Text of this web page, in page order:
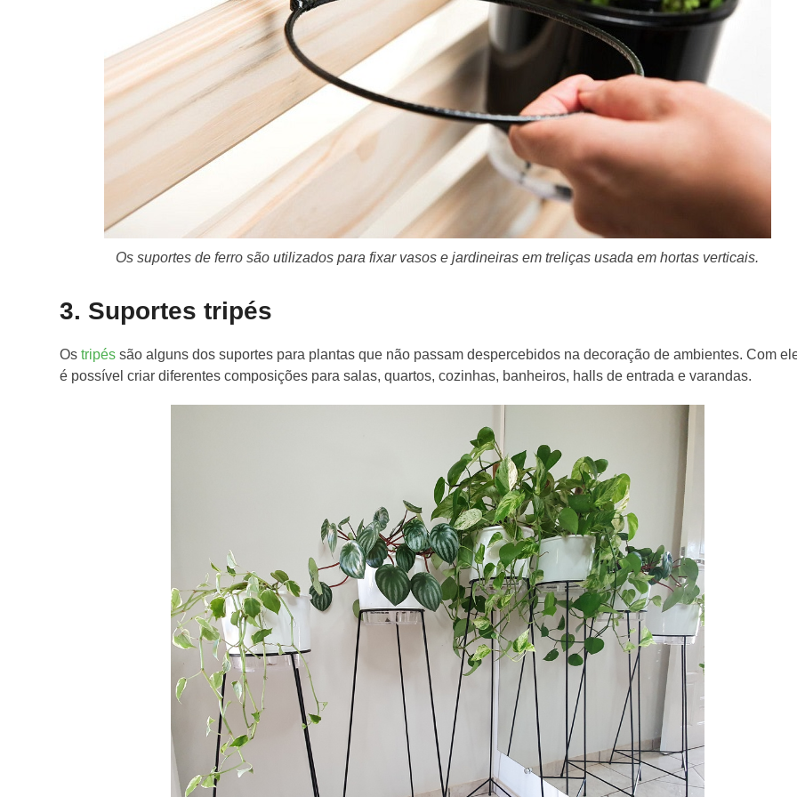
Os suportes de ferro são utilizados para fixar vasos e jardineiras em treliças usada em hortas verticais.
3. Suportes tripés
Ostripés são alguns dos suportes para plantas que não passam despercebidos na decoração de ambientes. Com
é possível criar diferentes composições para salas, quartos, cozinhas, banheiros, halls de entrada e varandas.